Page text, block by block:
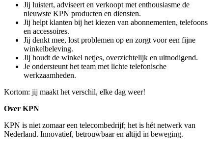
Jij luistert, adviseert en verkoopt met enthousiasme de
nieuwste KPN producten en diensten.
Jij helpt klanten bij het kiezen van abonnementen, telefoons
en accessoires.
Jij denkt mee, lost problemen op en zorgt voor een fijne
winkelbeleving.
Jij houdt de winkel netjes, overzichtelijk en uitnodigend.
Je ondersteunt het team met lichte telefonische
werkzaamheden.
Kortom: jij maakt het verschil, elke dag weer!
Over KPN
KPN is niet zomaar een telecombedrijf; het is hét netwerk van
Nederland. Innovatief, betrouwbaar en altijd in beweging.